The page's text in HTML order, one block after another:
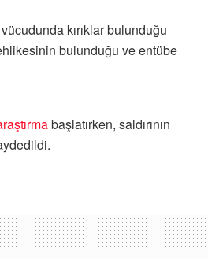
kırıklar bulunduğu
bulunduğu ve entübe
başlatırken, saldırının